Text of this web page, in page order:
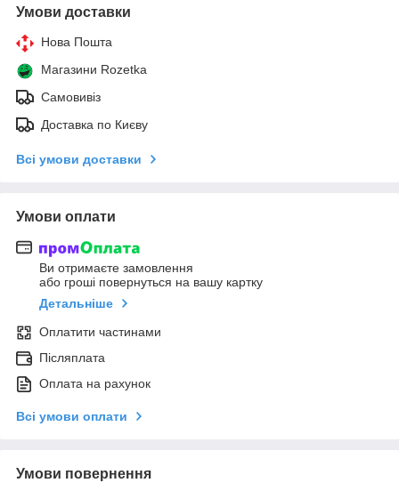
Умови доставки
Нова Пошта
Магазини Rozetka
Самовивіз
Доставка по Києву
Всі умови доставки
Умови оплати
Ви отримаєте замовлення
або гроші повернуться на вашу картку
Детальніше
Оплатити частинами
Післяплата
Оплата на рахунок
Всі умови оплати
Умови повернення